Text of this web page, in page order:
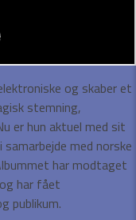
og skaber et
stemning,
er hun aktuel med sit
med norske
har modtaget
har fået
publikum.